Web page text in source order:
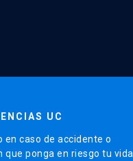
UC
en caso de accidente o
que ponga en riesgo tu vida